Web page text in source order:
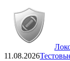
11.08.2026